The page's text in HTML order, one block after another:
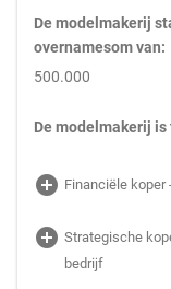
De modelmakerij
overnamesom van:
500.000
De modelmakerij
add_circle Financiële
add_circle Strategische
bedrijf